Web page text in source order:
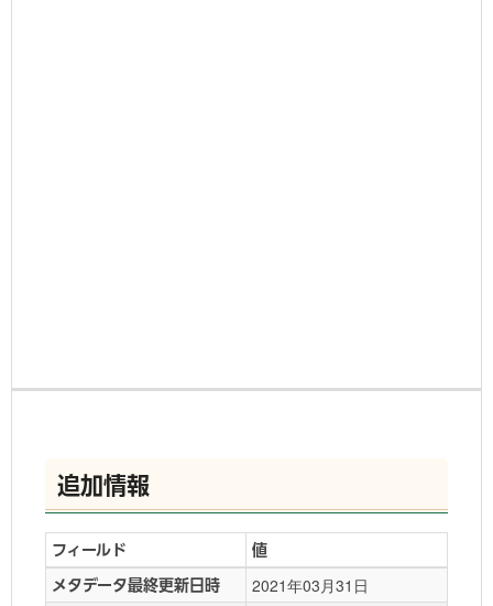
追加情報
フィールド 値
メタデータ最終更新日時 2021年03月31日